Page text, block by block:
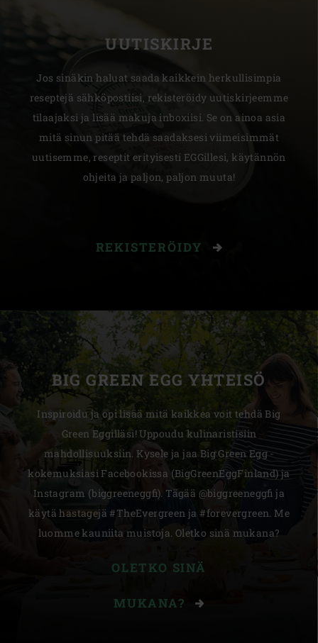
UUTISKIRJE
Jos sinäkin haluat saada kaikkein herkullisimpia
reseptejä sähköpostiisi, rekisteröidy uutiskirjeemme
tilaajaksi ja lisää makuja inboxiisi. Se on ainoa asia
mitä sinun pitää tehdä saadaksesi viimeisimmät
uutisemme, reseptit erityisesti EGGillesi, käytännön
ohjeita ja paljon, paljon muuta!
REKISTERÖIDY
BIG GREEN EGG YHTEISÖ
Inspiroidu ja opi lisää mitä kaikkea voit tehdä Big
Green Eggilläsi! Uppoudu kulinaristisiin
mahdollisuuksiin. Kysele ja jaa Big Green Egg -
kokemuksiasi Facebookissa (BigGreenEggFinland) ja
Instagram (biggreeneggfi). Tägää @biggreeneggfi ja
käytä hastagejä #TheEvergreen ja #forevergreen. Me
luomme kauniita muistoja. Oletko sinä mukana?
OLETKO SINÄ
MUKANA?